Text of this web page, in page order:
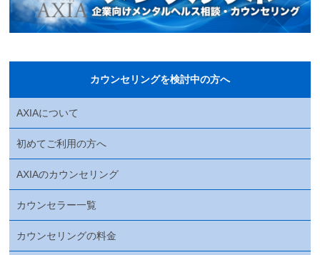
カウンセリングを検討中の方へ
AXIAについて
初めてご利用の方へ
AXIAのカウンセリング
カウンセラー一覧
カウンセリングの料金